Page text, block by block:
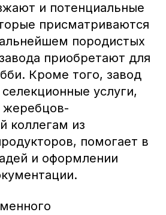
и потенциальные
присматриваются
породистых
приобретают для
Кроме того, завод
услуги,
жеребцов-
коллегам из
помогает в
и оформлении